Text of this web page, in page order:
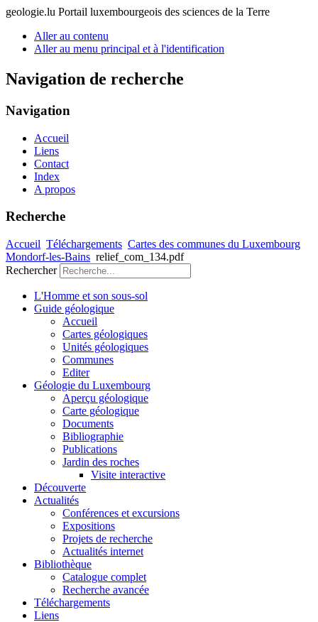
geologie.lu Portail luxembourgeois des sciences de la Terre
Aller au contenu
Aller au menu principal et à l'identification
Navigation de recherche
Navigation
Accueil
Liens
Contact
Index
A propos
Recherche
Accueil Téléchargements Cartes des communes du Luxembourg
Mondorf-les-Bains relief_com_134.pdf
Rechercher
L'Homme et son sous-sol
Guide géologique
Accueil
Cartes géologiques
Unités géologiques
Communes
Editer
Géologie du Luxembourg
Aperçu géologique
Carte géologique
Documents
Bibliographie
Publications
Jardin des roches
Visite interactive
Découverte
Actualités
Conférences et excursions
Expositions
Projets de recherche
Actualités internet
Bibliothèque
Catalogue complet
Recherche avancée
Téléchargements
Liens